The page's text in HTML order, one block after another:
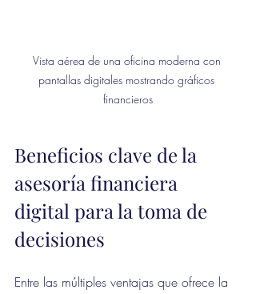
Vista aérea de una oficina moderna con
pantallas digitales mostrando gráficos
financieros
Beneficios clave de la
asesoría financiera
digital para la toma de
decisiones
Entre las múltiples ventajas que ofrece la